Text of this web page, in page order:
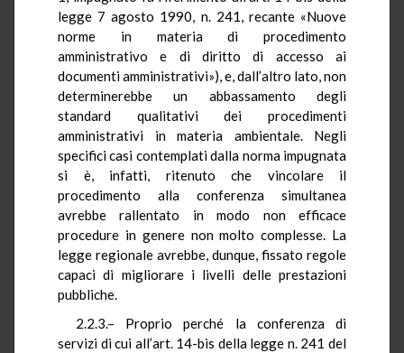
legge 7 agosto 1990, n. 241, recante «Nuove
norme in materia di procedimento
amministrativo e di diritto di accesso ai
documenti amministrativi»), e, dall’altro lato, non
determinerebbe un abbassamento degli
standard qualitativi dei procedimenti
amministrativi in materia ambientale. Negli
specifici casi contemplati dalla norma impugnata
si è, infatti, ritenuto che vincolare il
procedimento alla conferenza simultanea
avrebbe rallentato in modo non efficace
procedure in genere non molto complesse. La
legge regionale avrebbe, dunque, fissato regole
capaci di migliorare i livelli delle prestazioni
pubbliche.
2.2.3.– Proprio perché la conferenza di
servizi di cui all’art. 14-bis della legge n. 241 del